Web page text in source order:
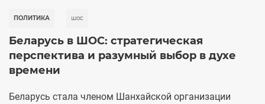
ПОЛИТИКА шос
Беларусь в ШОС: стратегическая
перспектива и разумный выбор в духе
времени
Беларусь стала членом Шанхайской организации